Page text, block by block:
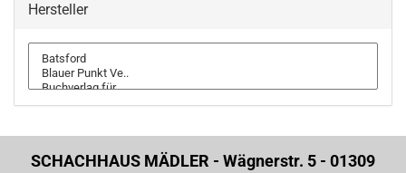
Hersteller
SCHACHHAUS MÄDLER - Wägnerstr. 5 - 01309